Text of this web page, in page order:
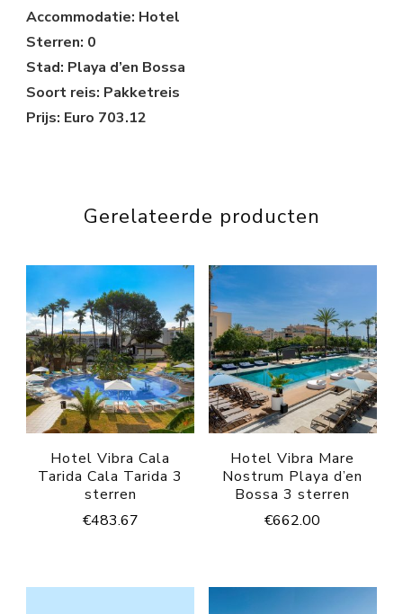
Accommodatie: Hotel
Sterren: 0
Stad: Playa d’en Bossa
Soort reis: Pakketreis
Prijs: Euro 703.12
Gerelateerde producten
Hotel Vibra Cala
Tarida Cala Tarida 3
sterren
€483.67
Hotel Vibra Mare
Nostrum Playa d’en
Bossa 3 sterren
€662.00